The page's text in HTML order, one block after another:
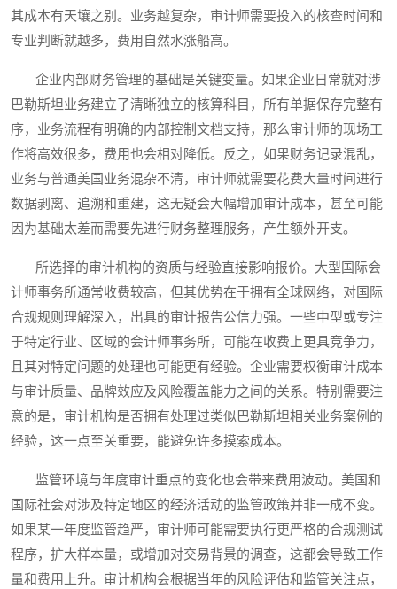
其成本有天壤之别。业务越复杂，审计师需要投入的核查时间和
专业判断就越多，费用自然水涨船高。
企业内部财务管理的基础是关键变量。如果企业日常就对涉
巴勒斯坦业务建立了清晰独立的核算科目，所有单据保存完整有
序，业务流程有明确的内部控制文档支持，那么审计师的现场工
作将高效很多，费用也会相对降低。反之，如果财务记录混乱，
业务与普通美国业务混杂不清，审计师就需要花费大量时间进行
数据剥离、追溯和重建，这无疑会大幅增加审计成本，甚至可能
因为基础太差而需要先进行财务整理服务，产生额外开支。
所选择的审计机构的资质与经验直接影响报价。大型国际会
计师事务所通常收费较高，但其优势在于拥有全球网络，对国际
合规规则理解深入，出具的审计报告公信力强。一些中型或专注
于特定行业、区域的会计师事务所，可能在收费上更具竞争力，
且其对特定问题的处理也可能更有经验。企业需要权衡审计成本
与审计质量、品牌效应及风险覆盖能力之间的关系。特别需要注
意的是，审计机构是否拥有处理过类似巴勒斯坦相关业务案例的
经验，这一点至关重要，能避免许多摸索成本。
监管环境与年度审计重点的变化也会带来费用波动。美国和
国际社会对涉及特定地区的经济活动的监管政策并非一成不变。
如果某一年度监管趋严，审计师可能需要执行更严格的合规测试
程序，扩大样本量，或增加对交易背景的调查，这都会导致工作
量和费用上升。审计机构会根据当年的风险评估和监管关注点，